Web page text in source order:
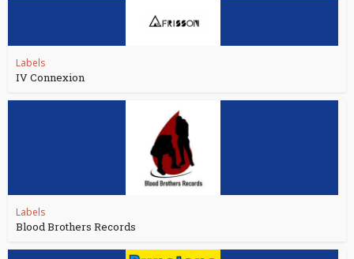
Labels
IV Connexion
Labels
Blood Brothers Records